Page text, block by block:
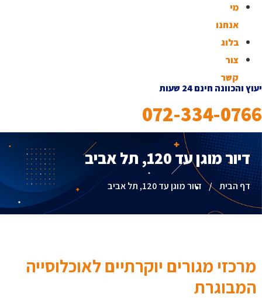
מי
אנחנו
בלוג
צור
קשר
יעוץ והכוונה חינם 24 שעות
072-334-0766
דיור מוגן עד 120, תל אביב
דף הבית / דיור מוגן עד 120, תל אביב
מרכזי מגורים יוקרתיים לאוכלוסייה
המבוגרת